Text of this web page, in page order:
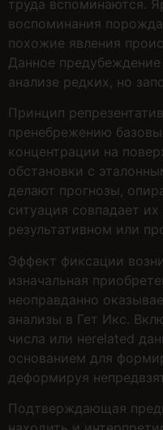
труда вспоминаются.
воспоминания
похожие явления
Данное
анализе редких, но
Принцип
пренебрежению
концентрации на
обстановки с
делают прогнозы,
ситуация совпадает
результативном или
Эффект фиксации
изначальная
неоправданно
анализы в Гет Икс.
числа или неrelated
основанием для
деформируя
Подтверждающая